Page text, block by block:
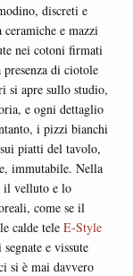
discreti e
ceramiche e mazzi
nei cotoni firmati
di ciotole
si apre sullo studio,
e ogni dettaglio
i pizzi bianchi
piatti del tavolo,
immutabile. Nella
il velluto e lo
come se il
calde tele E-Style
e vissute
si è mai davvero